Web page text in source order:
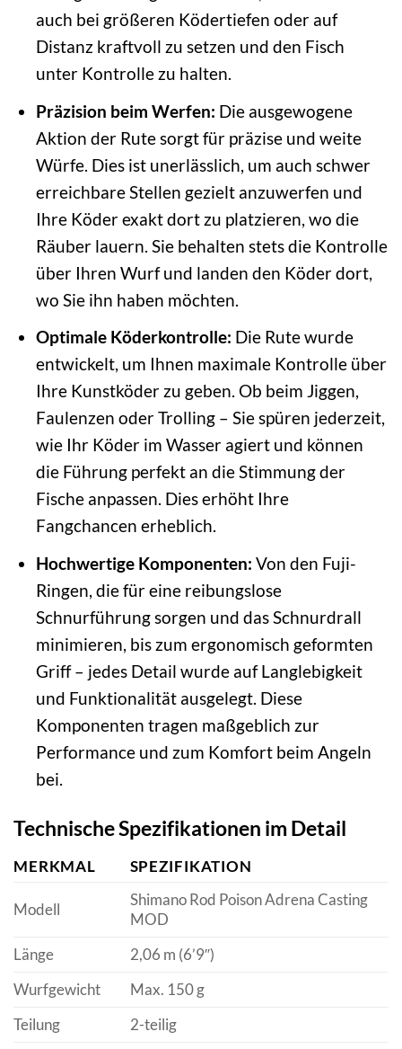
auch bei größeren Ködertiefen oder auf
Distanz kraftvoll zu setzen und den Fisch
unter Kontrolle zu halten.
Präzision beim Werfen: Die ausgewogene
Aktion der Rute sorgt für präzise und weite
Würfe. Dies ist unerlässlich, um auch schwer
erreichbare Stellen gezielt anzuwerfen und
Ihre Köder exakt dort zu platzieren, wo die
Räuber lauern. Sie behalten stets die Kontrolle
über Ihren Wurf und landen den Köder dort,
wo Sie ihn haben möchten.
Optimale Köderkontrolle: Die Rute wurde
entwickelt, um Ihnen maximale Kontrolle über
Ihre Kunstköder zu geben. Ob beim Jiggen,
Faulenzen oder Trolling – Sie spüren jederzeit,
wie Ihr Köder im Wasser agiert und können
die Führung perfekt an die Stimmung der
Fische anpassen. Dies erhöht Ihre
Fangchancen erheblich.
Hochwertige Komponenten: Von den Fuji-
Ringen, die für eine reibungslose
Schnurführung sorgen und das Schnurdrall
minimieren, bis zum ergonomisch geformten
Griff – jedes Detail wurde auf Langlebigkeit
und Funktionalität ausgelegt. Diese
Komponenten tragen maßgeblich zur
Performance und zum Komfort beim Angeln
bei.
Technische Spezifikationen im Detail
MERKMAL SPEZIFIKATION
Modell
Shimano Rod Poison Adrena Casting
MOD
Länge
2,06 m (6’9″)
Wurfgewicht
Max. 150 g
Teilung
2-teilig